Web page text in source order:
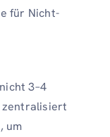
für Nicht-
3–4
zentralisiert
um